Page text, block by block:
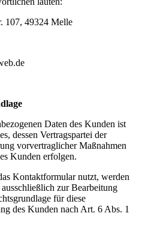
107, 49324 Melle
Daten des Kunden ist
dessen Vertragspartei der
vorvertraglicher Maßnahmen
Kunden erfolgen.
Kontaktformular nutzt, werden
zur Bearbeitung
für diese
des Kunden nach Art. 6 Abs. 1